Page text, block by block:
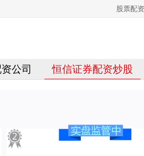
股票配
公司 恒信证券配资炒股